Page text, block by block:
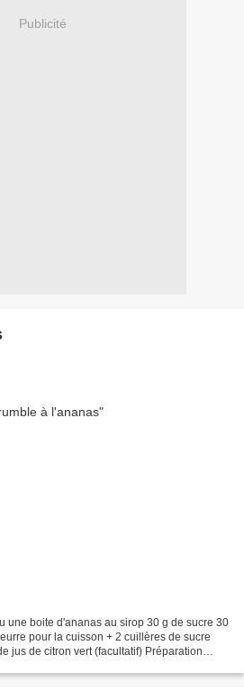
Publicité
une boite d'ananas au sirop 30 g de sucre 30
pour la cuisson + 2 cuillères de sucre
jus de citron vert (facultatif) Préparation